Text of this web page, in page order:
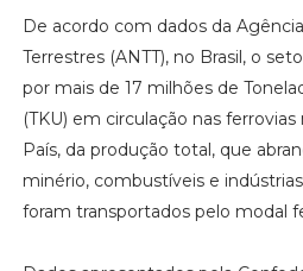
De acordo com dados da
Terrestres (ANTT), no Brasil, o
por mais de 17 milhões de
(TKU) em circulação nas
País, da produção total, que
minério, combustíveis e
foram transportados pelo modal